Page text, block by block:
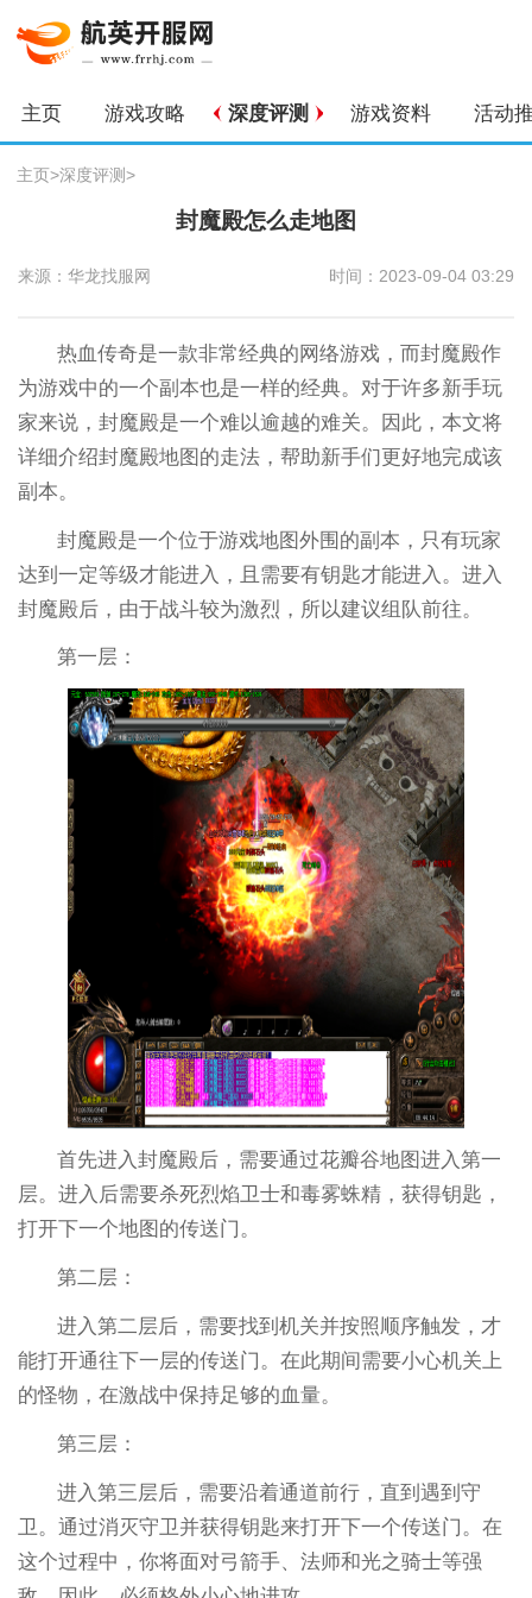
主页 游戏攻略 深度评测 游戏资料 活动
主页>深度评测>
封魔殿怎么走地图
来源：华龙找服网 时间：2023-09-04 03:29
热血传奇是一款非常经典的网络游戏，而封魔殿作
为游戏中的一个副本也是一样的经典。对于许多新手玩
家来说，封魔殿是一个难以逾越的难关。因此，本文将
详细介绍封魔殿地图的走法，帮助新手们更好地完成该
副本。
封魔殿是一个位于游戏地图外围的副本，只有玩家
达到一定等级才能进入，且需要有钥匙才能进入。进入
封魔殿后，由于战斗较为激烈，所以建议组队前往。
第一层：
首先进入封魔殿后，需要通过花瓣谷地图进入第一
层。进入后需要杀死烈焰卫士和毒雾蛛精，获得钥匙，
打开下一个地图的传送门。
第二层：
进入第二层后，需要找到机关并按照顺序触发，才
能打开通往下一层的传送门。在此期间需要小心机关上
的怪物，在激战中保持足够的血量。
第三层：
进入第三层后，需要沿着通道前行，直到遇到守
卫。通过消灭守卫并获得钥匙来打开下一个传送门。在
这个过程中，你将面对弓箭手、法师和光之骑士等强